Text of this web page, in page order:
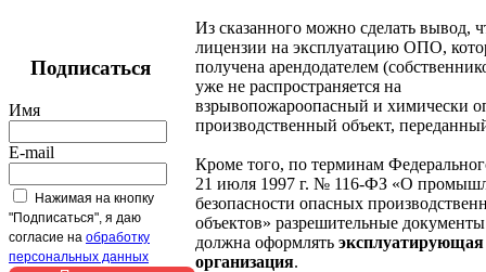
Подписаться
Имя
E-mail
Нажимая на кнопку
"Подписаться", я даю
согласие на обработку
персональных данных
Из сказанного можно сделать вывод,
лицензии на эксплуатацию ОПО,
получена арендодателем
уже не распространяется на
взрывопожароопасный и химически
производственный объект,
Кроме того, по терминам
21 июля 1997 г. № 116-ФЗ «О
безопасности опасных
объектов» разрешительные
должна оформлять эксплуатирующая
организация.